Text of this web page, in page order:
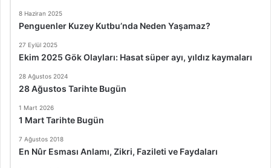
8 Haziran 2025
Penguenler Kuzey Kutbu’nda Neden Yaşamaz?
27 Eylül 2025
Ekim 2025 Gök Olayları: Hasat süper ayı, yıldız kaymaları
28 Ağustos 2024
28 Ağustos Tarihte Bugün
1 Mart 2026
1 Mart Tarihte Bugün
7 Ağustos 2018
En Nûr Esması Anlamı, Zikri, Fazileti ve Faydaları